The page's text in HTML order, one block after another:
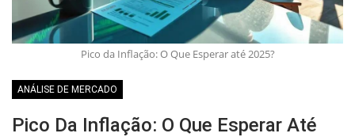
Pico da Inflação: O Que Esperar até 2025?
ANÁLISE DE MERCADO
Pico Da Inflação: O Que Esperar Até